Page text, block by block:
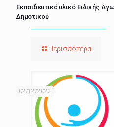
Εκπαιδευτικό υλικό Ειδικής
Δημοτικού
Περισσότερα
02/12/2022